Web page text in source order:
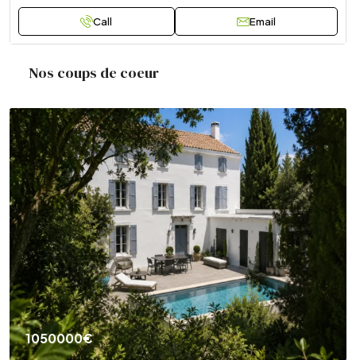
Call Email
Nos coups de coeur
1050000€